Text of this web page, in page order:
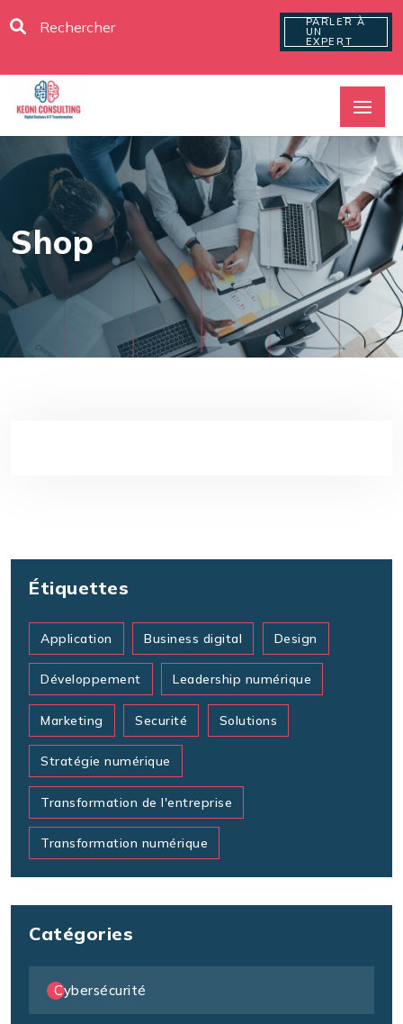
PARLER À
UN
EXPERT
Shop
Étiquettes
Application Business digital Design
Développement Leadership numérique
Marketing Securité Solutions
Stratégie numérique
Transformation de l'entreprise
Transformation numérique
Catégories
Cybersécurité